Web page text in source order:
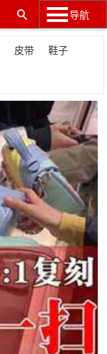
皮带 鞋子
导航